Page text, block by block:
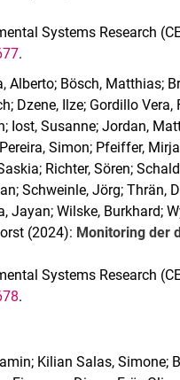
Systems Research
.
Alberto; Bösch, Matthias;
Dzene, Ilze; Gordillo Vera,
Iost, Susanne; Jordan,
Simon; Pfeiffer,
Richter, Sören;
Schweinle, Jörg; Thrän,
Jayan; Wilske, Burkhard;
(2024): Monitoring der
Systems Research
.
Kilian Salas, Simone;